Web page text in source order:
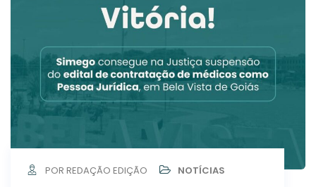
POR REDAÇÃO EDIÇÃO NOTÍCIAS